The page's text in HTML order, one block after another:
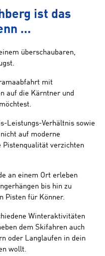
ist das
…
überschaubaren,
mit
auf die Kärntner und
Leistungs-Verhältnis sowie
auf moderne
Pistenqualität verzichten
an einem Ort erleben
bis hin zu
Pisten für Könner.
Winteraktivitäten
dem Skifahren auch
oder Langlaufen in dein
wollt.